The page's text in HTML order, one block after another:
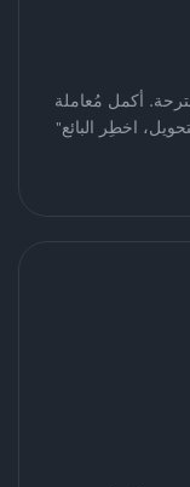
أكمل مُعاملة
اخطِر البائع"